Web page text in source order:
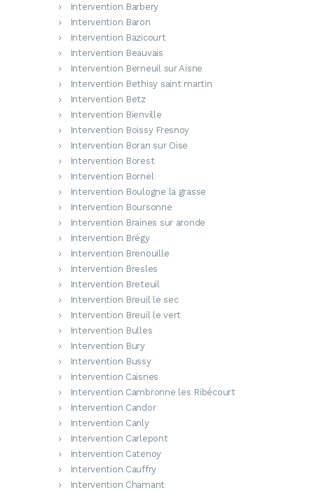
Intervention Barbery
Intervention Baron
Intervention Bazicourt
Intervention Beauvais
Intervention Berneuil sur Aisne
Intervention Bethisy saint martin
Intervention Betz
Intervention Bienville
Intervention Boissy Fresnoy
Intervention Boran sur Oise
Intervention Borest
Intervention Bornel
Intervention Boulogne la grasse
Intervention Boursonne
Intervention Braines sur aronde
Intervention Brégy
Intervention Brenouille
Intervention Bresles
Intervention Breteuil
Intervention Breuil le sec
Intervention Breuil le vert
Intervention Bulles
Intervention Bury
Intervention Bussy
Intervention Caisnes
Intervention Cambronne les Ribécourt
Intervention Candor
Intervention Canly
Intervention Carlepont
Intervention Catenoy
Intervention Cauffry
Intervention Chamant